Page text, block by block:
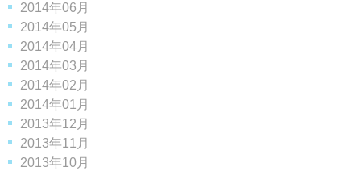
2014年06月
2014年05月
2014年04月
2014年03月
2014年02月
2014年01月
2013年12月
2013年11月
2013年10月